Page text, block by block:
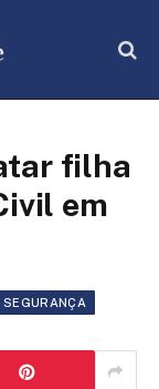
filha
em
SEGURANÇA